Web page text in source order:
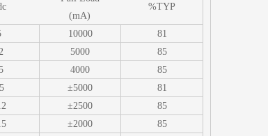
(mA)
%TYP
10000
81
5000
85
4000
85
±5000
81
±2500
85
±2000
85